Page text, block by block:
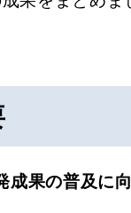
成果の普及に